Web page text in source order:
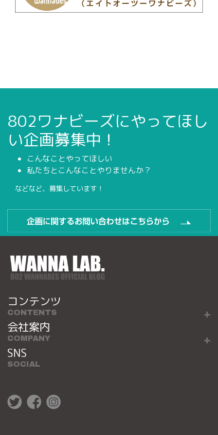
802ワナビーズにやってほし
い企画募集中！
こんなことやってほしい
私たちとこんなことやりませんか？
などなど、募集しています！
コンテンツ
CONTENTS
会社案内
COMPANY
SNS
SOCIAL